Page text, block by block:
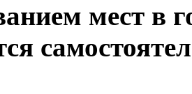
мест в